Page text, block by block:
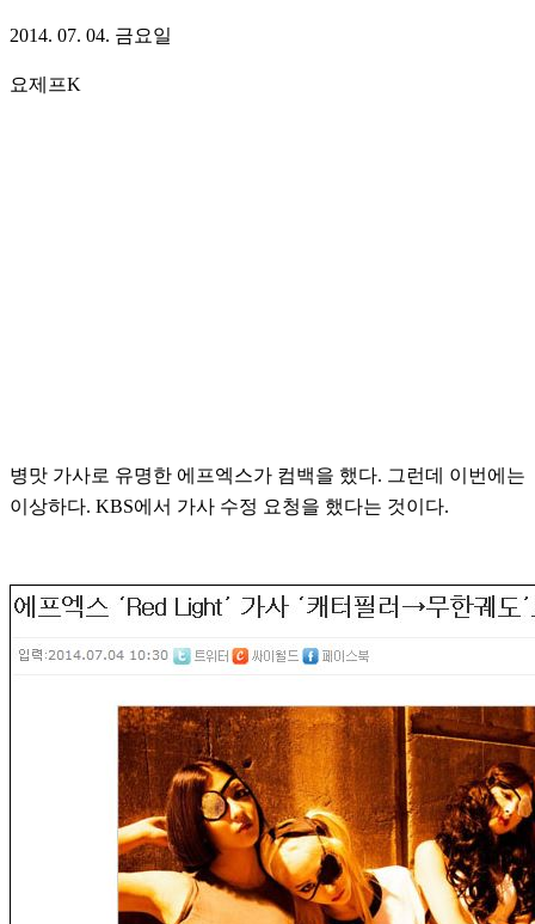
2014. 07. 04. 금요일
요제프K
병맛 가사로 유명한 에프엑스가 컴백을 했다. 그런데 이번에는
이상하다. KBS에서 가사 수정 요청을 했다는 것이다.